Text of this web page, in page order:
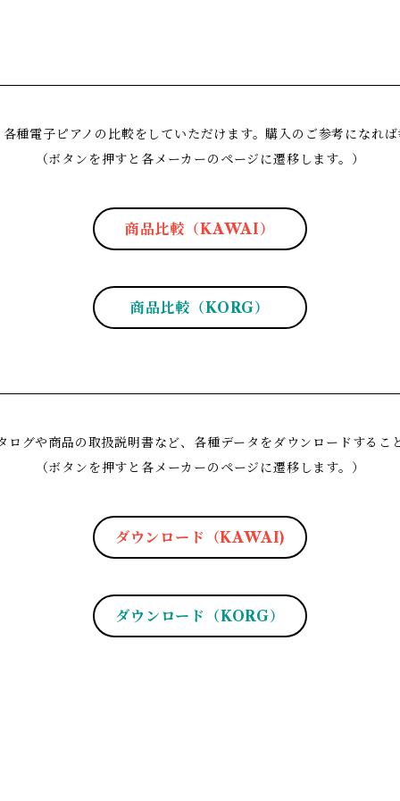
種電子ピアノの比較をしていただけます。購入のご参考になれば
（ボタンを押すと各メーカーのページに遷移します。）
商品比較（KAWAI）
商品比較（KORG）
ログや商品の取扱説明書など、各種データをダウンロードするこ
（ボタンを押すと各メーカーのページに遷移します。）
ダウンロード（KAWAI)
ダウンロード（KORG）